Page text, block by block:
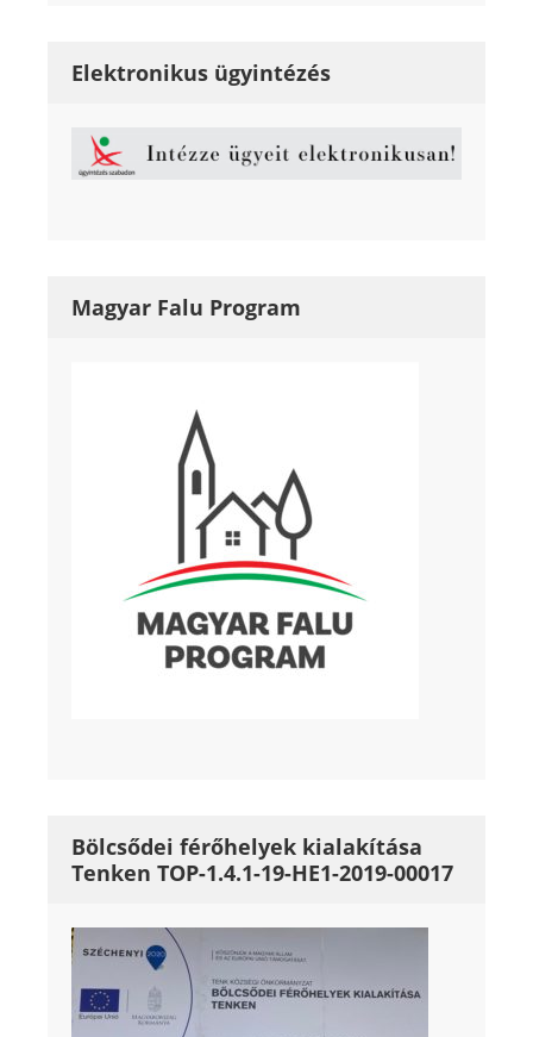
Elektronikus ügyintézés
Magyar Falu Program
Bölcsődei férőhelyek kialakítása
Tenken TOP-1.4.1-19-HE1-2019-00017